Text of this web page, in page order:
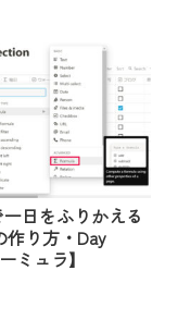
日をふりかえる
作り方・Day
ミュラ】